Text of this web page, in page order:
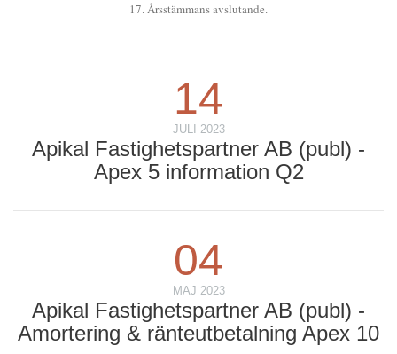
14
JULI 2023
Apikal Fastighetspartner AB (publ) -
Apex 5 information Q2
04
MAJ 2023
Apikal Fastighetspartner AB (publ) -
Amortering & ränteutbetalning Apex 10
17. Årsstämmans avslutande.